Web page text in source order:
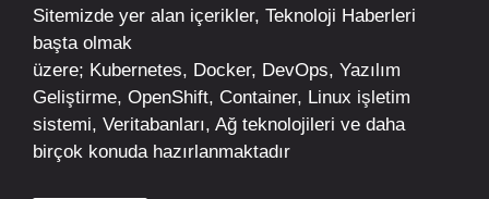
Sitemizde yer alan içerikler, Teknoloji Haberleri
başta olmak
üzere; Kubernetes, Docker, DevOps, Yazılım
Geliştirme, OpenShift, Container, Linux işletim
sistemi, Veritabanları, Ağ teknolojileri ve daha
birçok konuda hazırlanmaktadır